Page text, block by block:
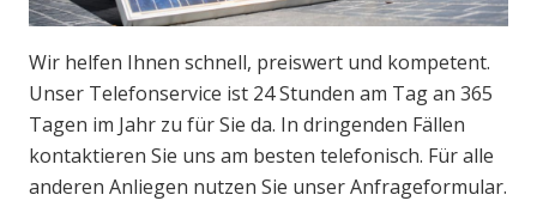
Wir helfen Ihnen schnell, preiswert und kompetent.
Unser Telefonservice ist 24 Stunden am Tag an 365
Tagen im Jahr zu für Sie da. In dringenden Fällen
kontaktieren Sie uns am besten telefonisch. Für alle
anderen Anliegen nutzen Sie unser Anfrageformular.